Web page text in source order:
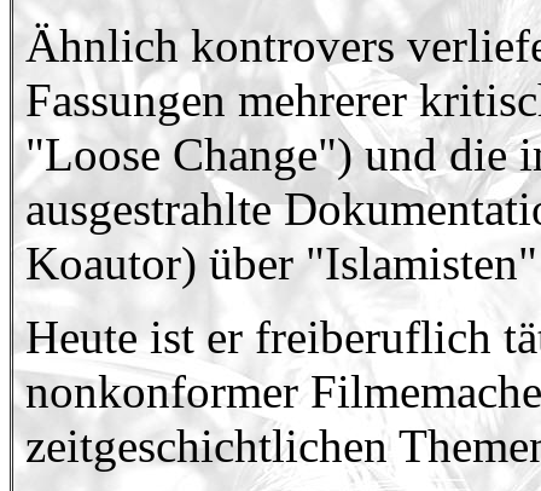
Ähnlich kontrovers
Fassungen mehrerer
"Loose Change") und die
ausgestrahlte
Koautor) über
Heute ist er freiberuflich
nonkonformer
zeitgeschichtlichen